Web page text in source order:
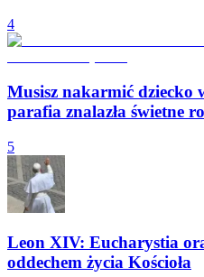
4
Musisz nakarmić dziecko
parafia znalazła świetne
5
Leon XIV: Eucharystia
oddechem życia Kościoła